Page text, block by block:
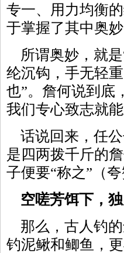
专一、用力均衡
于掌握了其中奥妙
所谓奥妙，就是
纶沉钩，手无轻
也”。詹何说到底
我们专心致志就
话说回来，任公
是四两拨千斤的
子便要“称之”（夸
空嗟芳饵下，
那么，古人钓的
钓泥鳅和鲫鱼，